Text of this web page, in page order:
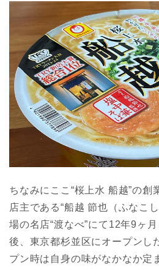
ちなみにここ“桜上水 船越”の創
店主である“船越 節也（ふなこ
場の名店“渡なべ”にて12年9ヶ
後、東京都杉並区にオープンし
プン時は自身の味がなかなか定